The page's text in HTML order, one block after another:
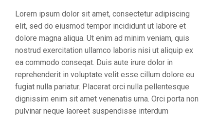
Lorem ipsum dolor sit amet, consectetur adipiscing
elit, sed do eiusmod tempor incididunt ut labore et
dolore magna aliqua. Ut enim ad minim veniam, quis
nostrud exercitation ullamco laboris nisi ut aliquip ex
ea commodo conseqat. Duis aute irure dolor in
reprehenderit in voluptate velit esse cillum dolore eu
fugiat nulla pariatur. Placerat orci nulla pellentesque
dignissim enim sit amet venenatis urna. Orci porta non
pulvinar neque laoreet suspendisse interdum